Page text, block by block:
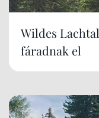
Wildes
fáradnak el